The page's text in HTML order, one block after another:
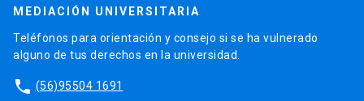
MEDIACIÓN UNIVERSITARIA
Teléfonos para orientación y consejo si se ha vulnerado
alguno de tus derechos en la universidad.
phone (56)95504 1691